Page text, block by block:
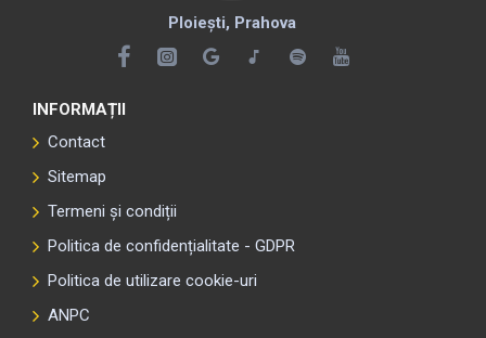
Ploiești, Prahova
INFORMAȚII
Contact
Sitemap
Termeni și condiții
Politica de confidențialitate - GDPR
Politica de utilizare cookie-uri
ANPC